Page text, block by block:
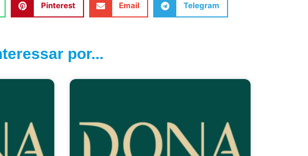
Pinterest Email Telegram
por...